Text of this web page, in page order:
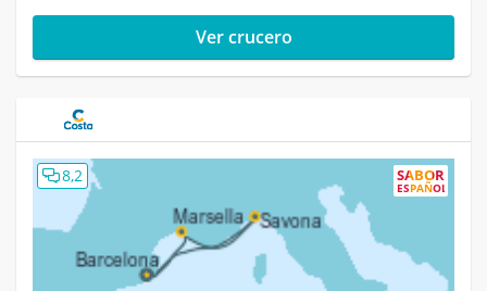
Ver crucero
SABOR
ESPAÑOL
8,2